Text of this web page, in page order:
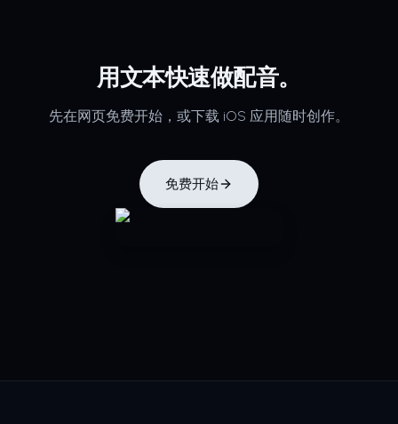
用文本快速做配音。
先在网页免费开始，或下载 iOS 应用随时创作。
免费开始